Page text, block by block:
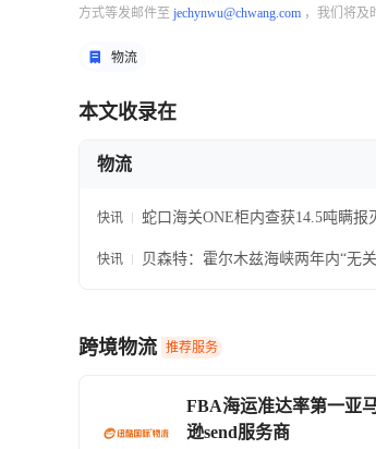
方式等发邮件至 jechynwu@chwang.com ，我们将及
物流
本文收录在
物流
快讯 蛇口海关ONE柜内查获14.5吨瞒报
快讯 贝森特：霍尔木兹海峡两年内“无
跨境物流 推荐服务
FBA海运准达率第一亚
逊send服务商